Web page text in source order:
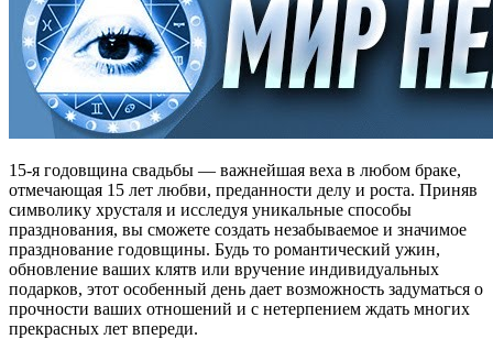
15-я годовщина свадьбы — важнейшая веха в любом браке,
отмечающая 15 лет любви, преданности делу и роста. Приняв
символику хрусталя и исследуя уникальные способы
празднования, вы сможете создать незабываемое и значимое
празднование годовщины. Будь то романтический ужин,
обновление ваших клятв или вручение индивидуальных
подарков, этот особенный день дает возможность задуматься о
прочности ваших отношений и с нетерпением ждать многих
прекрасных лет впереди.